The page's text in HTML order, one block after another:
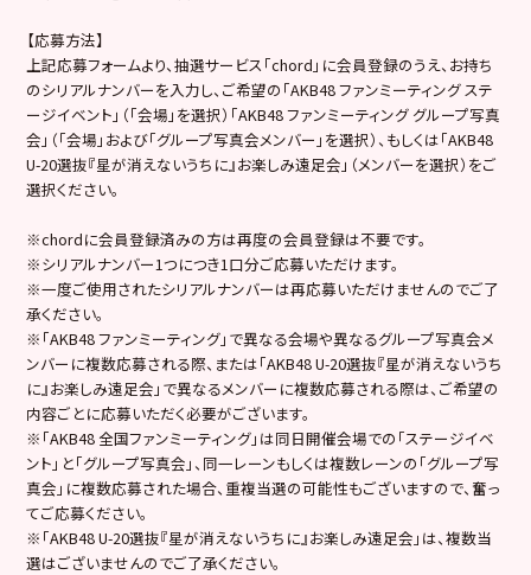
【応募方法】
上記応募フォームより、抽選サービス「chord」に会員登録のうえ、お持ち
のシリアルナンバーを入力し、ご希望の「AKB48 ファンミーティング ステ
ージイベント」（「会場」を選択）「AKB48 ファンミーティング グループ写真
会」（「会場」および「グループ写真会メンバー」を選択）、もしくは「AKB48
U-20選抜『星が消えないうちに』お楽しみ遠足会」（メンバーを選択）をご
選択ください。
※chordに会員登録済みの方は再度の会員登録は不要です。
※シリアルナンバー1つにつき1口分ご応募いただけます。
※一度ご使用されたシリアルナンバーは再応募いただけませんのでご了
承ください。
※「AKB48 ファンミーティング」で異なる会場や異なるグループ写真会メ
ンバーに複数応募される際、または「AKB48 U-20選抜『星が消えないうち
に』お楽しみ遠足会」で異なるメンバーに複数応募される際は、ご希望の
内容ごとに応募いただく必要がございます。
※「AKB48 全国ファンミーティング」は同日開催会場での「ステージイベ
ント」と「グループ写真会」、同一レーンもしくは複数レーンの「グループ写
真会」に複数応募された場合、重複当選の可能性もございますので、奮っ
てご応募ください。
※「AKB48 U-20選抜『星が消えないうちに』お楽しみ遠足会」は、複数当
選はございませんのでご了承ください。